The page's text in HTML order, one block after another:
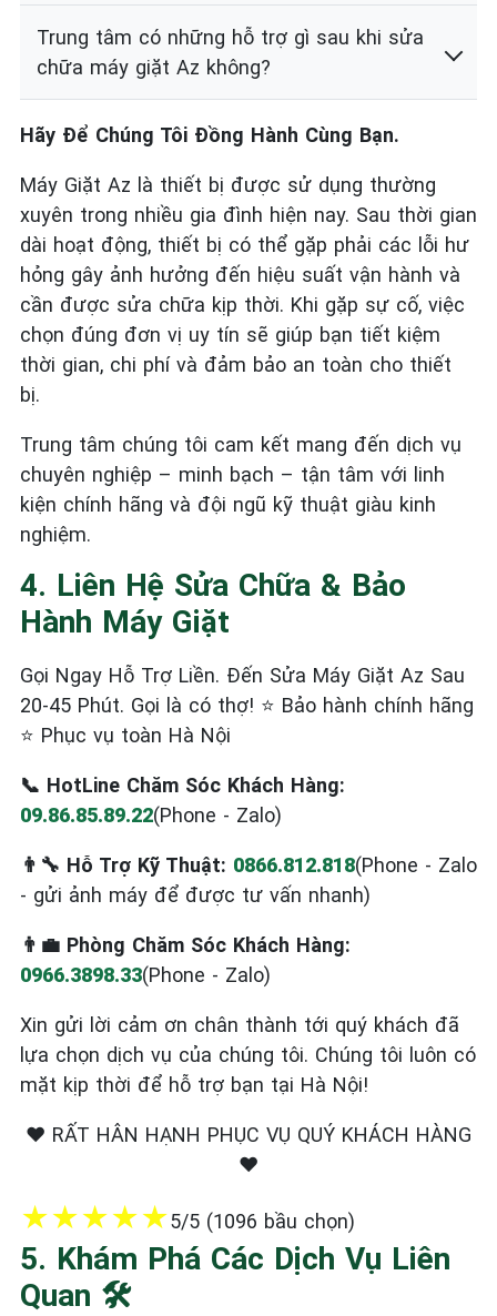
Trung tâm có những hỗ trợ gì sau khi sửa
chữa máy giặt Az không?
Hãy Để Chúng Tôi Đồng Hành Cùng Bạn.
Máy Giặt Az là thiết bị được sử dụng thường
xuyên trong nhiều gia đình hiện nay. Sau thời gian
dài hoạt động, thiết bị có thể gặp phải các lỗi hư
hỏng gây ảnh hưởng đến hiệu suất vận hành và
cần được sửa chữa kịp thời. Khi gặp sự cố, việc
chọn đúng đơn vị uy tín sẽ giúp bạn tiết kiệm
thời gian, chi phí và đảm bảo an toàn cho thiết
bị.
Trung tâm chúng tôi cam kết mang đến dịch vụ
chuyên nghiệp – minh bạch – tận tâm với linh
kiện chính hãng và đội ngũ kỹ thuật giàu kinh
nghiệm.
4. Liên Hệ Sửa Chữa & Bảo
Hành Máy Giặt
Gọi Ngay Hỗ Trợ Liền. Đến Sửa Máy Giặt Az Sau
20-45 Phút. Gọi là có thợ! ⭐ Bảo hành chính hãng
⭐ Phục vụ toàn Hà Nội
📞 HotLine Chăm Sóc Khách Hàng:
09.86.85.89.22(Phone - Zalo)
👨‍🔧 Hỗ Trợ Kỹ Thuật: 0866.812.818(Phone - Zalo
- gửi ảnh máy để được tư vấn nhanh)
👨‍💼 Phòng Chăm Sóc Khách Hàng:
0966.3898.33(Phone - Zalo)
Xin gửi lời cảm ơn chân thành tới quý khách đã
lựa chọn dịch vụ của chúng tôi. Chúng tôi luôn có
mặt kịp thời để hỗ trợ bạn tại Hà Nội!
❤️ RẤT HÂN HẠNH PHỤC VỤ QUÝ KHÁCH HÀNG
❤️
★★★★★5/5 (1096 bầu chọn)
5. Khám Phá Các Dịch Vụ Liên
Quan 🛠️